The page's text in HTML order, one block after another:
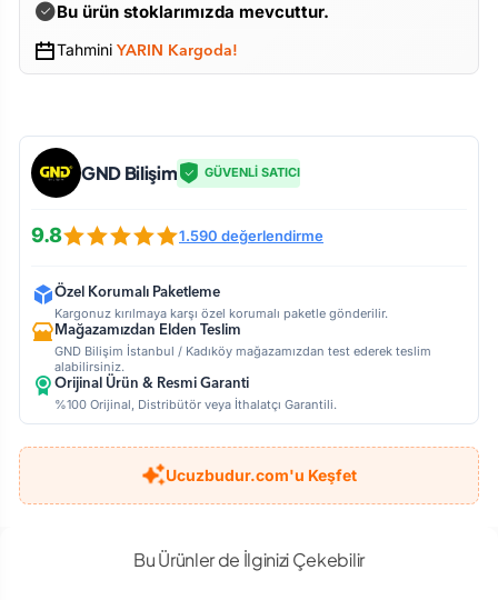
Bu ürün stoklarımızda mevcuttur.
Tahmini YARIN Kargoda!
GND Bilişim GÜVENLİ SATICI
9.8 1.590 değerlendirme
Özel Korumalı Paketleme
Kargonuz kırılmaya karşı özel korumalı paketle gönderilir.
Mağazamızdan Elden Teslim
GND Bilişim İstanbul / Kadıköy mağazamızdan test ederek teslim
alabilirsiniz.
Orijinal Ürün & Resmi Garanti
%100 Orijinal, Distribütör veya İthalatçı Garantili.
Ucuzbudur.com'u Keşfet
Bu Ürünler de İlginizi Çekebilir